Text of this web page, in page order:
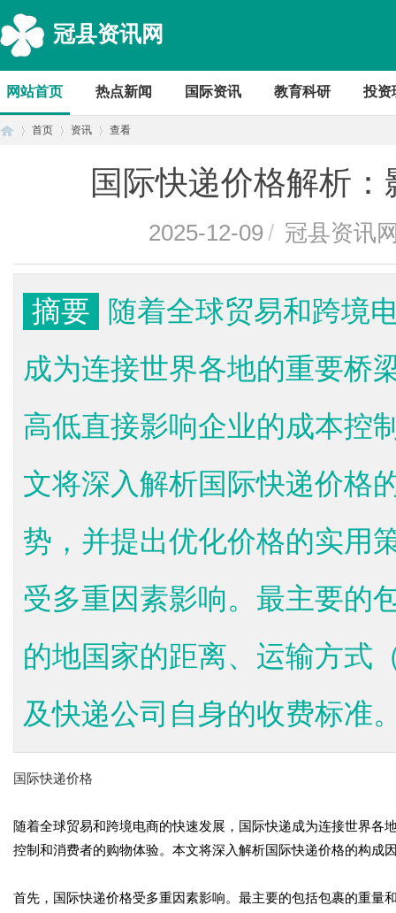
冠县资讯网
网站首页 热点新闻 国际资讯 教育科研 投资
首页 资讯 查看
国际快递价格解析
2025-12-09 / 冠县资讯
摘要
随着全球贸易和跨境
成为连接世界各地的重要桥
高低直接影响企业的成本控
文将深入解析国际快递价格
势，并提出优化价格的实用
受多重因素影响。最主要的
的地国家的距离、运输方式
及快递公司自身的收费标准
国际快递价格
随着全球贸易和跨境电商的快速发展，国际快递成为连接世界
控制和消费者的购物体验。本文将深入解析国际快递价格的构成
首先，国际快递价格受多重因素影响。最主要的包括包裹的重量